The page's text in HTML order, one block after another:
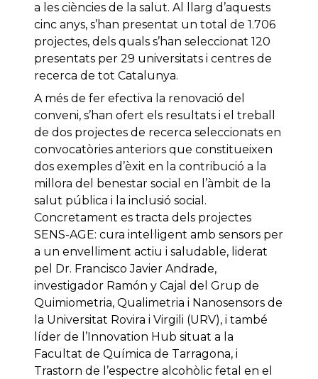
a les ciències de la salut. Al llarg d’aquests
cinc anys, s’han presentat un total de 1.706
projectes, dels quals s’han seleccionat 120
presentats per 29 universitats i centres de
recerca de tot Catalunya.
A més de fer efectiva la renovació del
conveni, s’han ofert els resultats i el treball
de dos projectes de recerca seleccionats en
convocatòries anteriors que constitueixen
dos exemples d’èxit en la contribució a la
millora del benestar social en l’àmbit de la
salut pública i la inclusió social.
Concretament es tracta dels projectes
SENS-AGE: cura intel·ligent amb sensors per
a un envelliment actiu i saludable, liderat
pel Dr. Francisco Javier Andrade,
investigador Ramón y Cajal del Grup de
Quimiometria, Qualimetria i Nanosensors de
la Universitat Rovira i Virgili (URV), i també
líder de l’Innovation Hub situat a la
Facultat de Química de Tarragona, i
Trastorn de l’espectre alcohòlic fetal en el